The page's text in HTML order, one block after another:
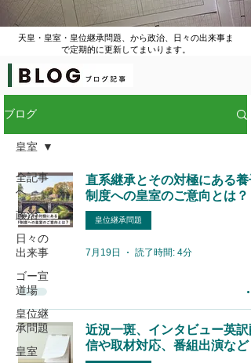
天皇・皇室・皇位継承問題、から政治、日々の出来事ま
で定期的に更新してまいります。
ブログ
全記事
へ
政治
日々の
出来事
ゴー宣
道場
皇位継
承問題
皇室
皇室
直系継承とその対極にある養
制度への皇室のご意向とは？
皇位継承問題
7月19日 読了時間: 4分
近況一斑、インタビュー英訳
信や取材対応、番組出演など